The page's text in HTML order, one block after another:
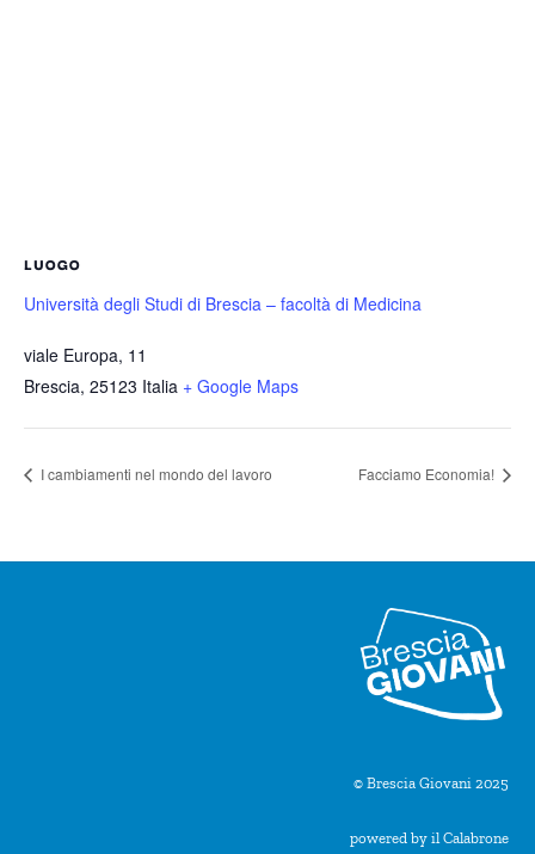
LUOGO
Università degli Studi di Brescia – facoltà di Medicina
viale Europa, 11
Brescia, 25123 Italia + Google Maps
I cambiamenti nel mondo del lavoro Facciamo Economia!
© Brescia Giovani 2025
powered by il Calabrone